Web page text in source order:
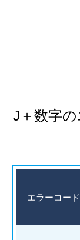
J＋数字
エラーコード